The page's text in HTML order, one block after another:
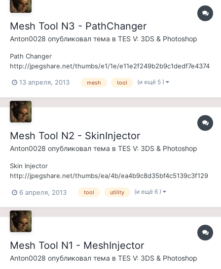
Mesh Tool N3 - PathChanger
Anton0028 опубликовал тема в TES V: 3DS & Photoshop
Path Changer
http://jpegshare.net/thumbs/e1/1e/e11e2f249b2b9c1dedf7e4374
на Нексус: КЛИК Эта программа позволяет менять пути к
удобное изменение пути к текстуре -...
13 апреля, 2013 mesh tool (и ещё 5 )
Mesh Tool N2 - SkinInjector
Anton0028 опубликовал тема в TES V: 3DS & Photoshop
Skin Injector
http://jpegshare.net/thumbs/ea/4b/ea4b9c8d35bf4c5139c3f129
позволяет создавать скин для мешей в НИФ файлах. Область
(перегенерируются блоки
[NiSkinInstance/BSDismemberSkinInsta...
6 апреля, 2013 tool utility (и ещё 6 )
Mesh Tool N1 - MeshInjector
Anton0028 опубликовал тема в TES V: 3DS & Photoshop